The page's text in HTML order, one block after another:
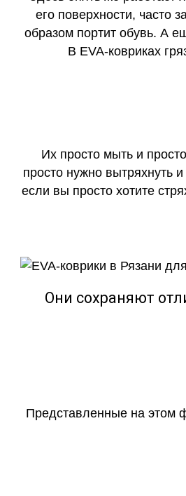
его поверхности, часто
образом портит обувь. А
В EVA-ковриках
Их просто мыть и
просто нужно вытряхнуть
если вы просто хотите
Они сохраняют
Представленные на этом